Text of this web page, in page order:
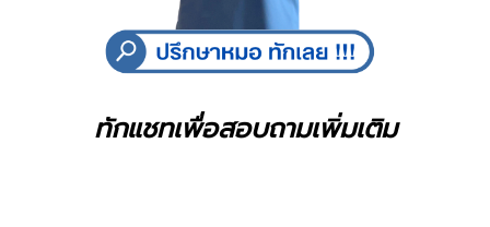
ทักแชทเพื่อสอบถามเพิ่มเติม